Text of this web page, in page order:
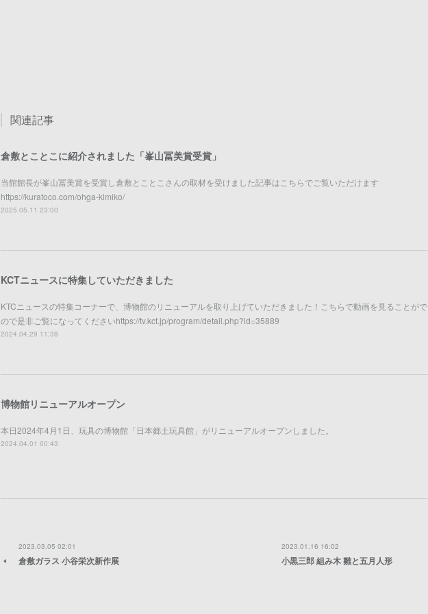
関連記事
倉敷とことこに紹介されました「峯山冨美賞受賞」
当館館長が峯山冨美賞を受賞し倉敷とことこさんの取材を受けました記事はこちらでご覧いただけます
https://kuratoco.com/ohga-kimiko/
2025.05.11 23:00
KCTニュースに特集していただきました
KTCニュースの特集コーナーで、博物館のリニューアルを取り上げていただきました！こちらで動画を見ることが
ので是非ご覧になってくださいhttps://tv.kct.jp/program/detail.php?id=35889
2024.04.29 11:38
博物館リニューアルオープン
本日2024年4月1日、玩具の博物館「日本郷土玩具館」がリニューアルオープンしました。
2024.04.01 00:43
2023.03.05 02:01
倉敷ガラス 小谷栄次新作展
2023.01.16 16:02
小黒三郎 組み木 雛と五月人形